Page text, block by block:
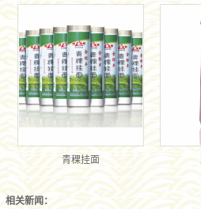
青稞挂面
相关新闻：